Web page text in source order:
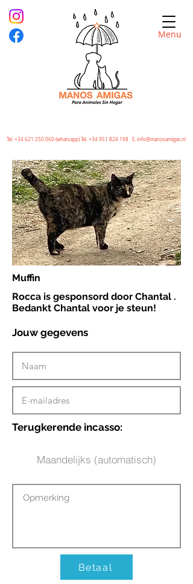
Tel. +34 621 250 060 (whatsapp) Tel. +34 951 824 198 E. info@manosamigas.nl
Menu
Muffin
Rocca is gesponsord door Chantal .
Bedankt Chantal voor je steun!
Jouw gegevens
Terugkerende incasso:
Maandelijks (automatisch)
Betaal